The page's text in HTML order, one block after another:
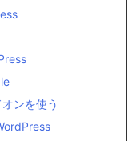
ンを使う